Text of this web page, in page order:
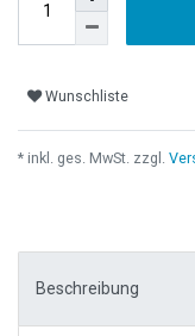
Wunschliste
* inkl. ges. MwSt. zzgl.
Beschreibung